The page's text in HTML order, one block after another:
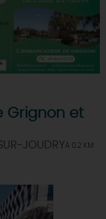
Grignon et
JOUDRYÀ 0.2 KM